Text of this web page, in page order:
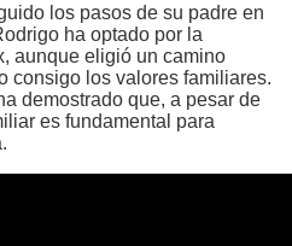
los pasos de su padre en
ha optado por la
aunque eligió un camino
consigo los valores familiares.
demostrado que, a pesar de
es fundamental para